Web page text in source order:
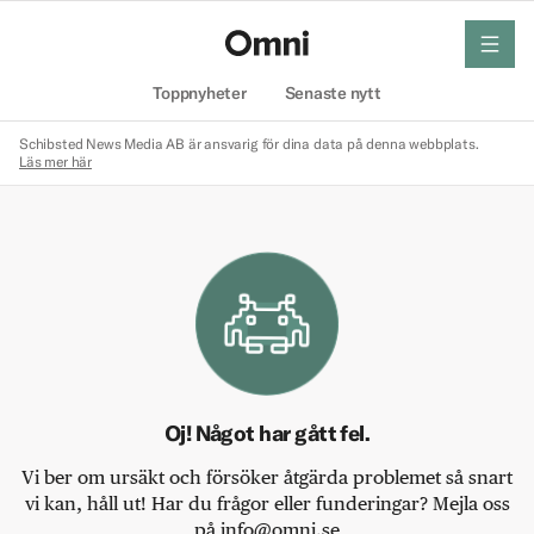
Toppnyheter Senaste nytt
meny
Schibsted News Media AB är ansvarig för dina data på denna webbplats.
Läs mer här
Oj! Något har gått fel.
Vi ber om ursäkt och försöker åtgärda problemet så snart
vi kan, håll ut! Har du frågor eller funderingar? Mejla oss